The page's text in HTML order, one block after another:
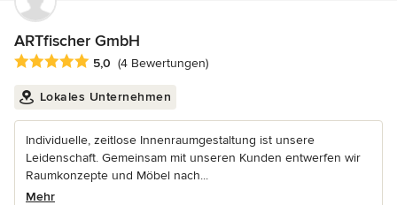
ARTfischer GmbH
Durchschnittliche Bewertung: 5 von 5 Sternen
5,0 (4 Bewertungen)
Lokales Unternehmen
Individuelle, zeitlose Innenraumgestaltung ist unsere
Leidenschaft. Gemeinsam mit unseren Kunden entwerfen wir
Raumkonzepte und Möbel nach...
Mehr